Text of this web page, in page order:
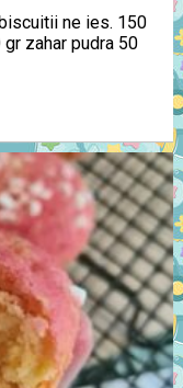
ne ies. 150
zahar pudra 50